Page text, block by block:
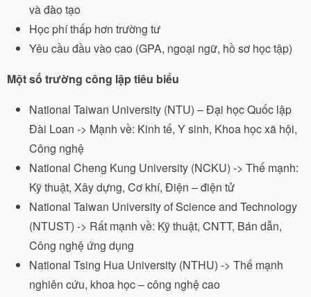
và đào tạo
Học phí thấp hơn trường tư
Yêu cầu đầu vào cao (GPA, ngoại ngữ, hồ sơ học tập)
Một số trường công lập tiêu biểu
National Taiwan University (NTU) – Đại học Quốc lập
Đài Loan -> Mạnh về: Kinh tế, Y sinh, Khoa học xã hội,
Công nghệ
National Cheng Kung University (NCKU) -> Thế mạnh:
Kỹ thuật, Xây dựng, Cơ khí, Điện – điện tử
National Taiwan University of Science and Technology
(NTUST) -> Rất mạnh về: Kỹ thuật, CNTT, Bán dẫn,
Công nghệ ứng dụng
National Tsing Hua University (NTHU) -> Thế mạnh
nghiên cứu, khoa học – công nghệ cao